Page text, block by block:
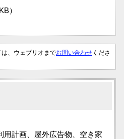
）
、ウェブリオまでお問い合わせ くださ
用計画、屋外広告物、空き家